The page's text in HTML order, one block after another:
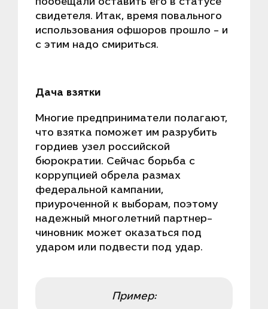
свидетеля. Итак, время повального
использования офшоров прошло – и
с этим надо смириться.
Дача взятки
Многие предприниматели полагают,
что взятка поможет им разрубить
гордиев узел российской
бюрократии. Сейчас борьба с
коррупцией обрела размах
федеральной кампании,
приуроченной к выборам, поэтому
надежный многолетний партнер-
чиновник может оказаться под
ударом или подвести под удар.
Пример: